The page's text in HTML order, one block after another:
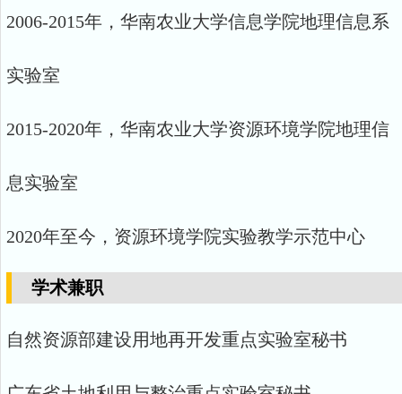
2006-2015年，华南农业大学信息学院地理信息系
实验室
2015-2020年，华南农业大学资源环境学院地理信
息实验室
2020年至今，资源环境学院实验教学示范中心
学术兼职
自然资源部建设用地再开发重点实验室秘书